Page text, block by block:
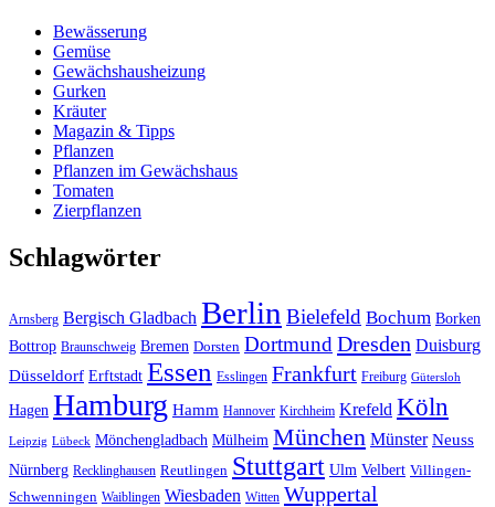
Bewässerung
Gemüse
Gewächshausheizung
Gurken
Kräuter
Magazin & Tipps
Pflanzen
Pflanzen im Gewächshaus
Tomaten
Zierpflanzen
Schlagwörter
Arnsberg Bergisch Gladbach Berlin Bielefeld Bochum Borken
Bottrop Braunschweig Bremen Dorsten Dortmund Dresden Duisburg
Düsseldorf Erftstadt Essen Esslingen Frankfurt Freiburg Gütersloh
Hagen Hamburg Hamm Hannover Kirchheim Krefeld Köln
Leipzig Lübeck Mönchengladbach Mülheim München Münster Neuss
Nürnberg Recklinghausen Reutlingen Stuttgart Ulm Velbert Villingen-
Schwenningen Waiblingen Wiesbaden Witten Wuppertal